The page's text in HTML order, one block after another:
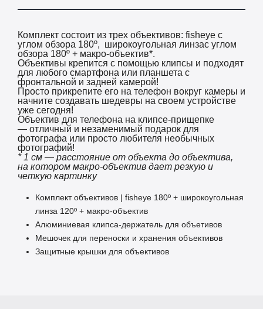
Комплект состоит из трех объективов: fisheye с
углом обзора 180º, широкоугольная линзас углом
обзора 180º + макро-объектив*.
Объективы крепится с помощью клипсы и подходят
для любого смартфона или планшета с
фронтальной и задней камерой!
Просто прикрепите его на телефон вокруг камеры и
начните создавать шедевры на своем устройстве
уже сегодня!
Объектив для телефона на клипсе-прищепке
— отличный и незаменимый подарок для
фотографа или просто любителя необычных
фотографий!
* 1 см — расстояние от объекта до объектива,
на котором макро-объектив дает резкую и
четкую картинку
Комплект объективов | fisheye 180º + широкоугольная
линза 120º + макро-объектив
Алюминиевая клипса-держатель для объетивов
Мешочек для переноски и хранения объективов
Защитные крышки для объективов